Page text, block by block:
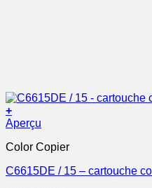
+
Aperçu
Color Copier
C6615DE / 15 – cartouche